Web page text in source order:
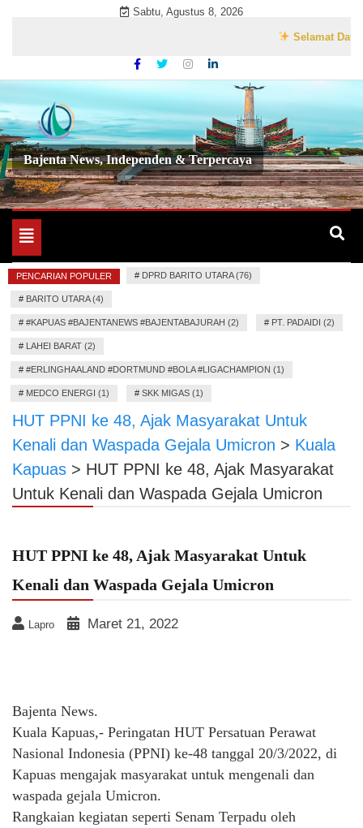
Sabtu, Agustus 8, 2026
Selamat Datang
Bajenta News, Independen & Terpercaya
Toggle
navigation
PENCARIAN POPULER # DPRD BARITO UTARA (76)
# BARITO UTARA (4)
# #KAPUAS #BAJENTANEWS #BAJENTABAJURAH (2) # PT. PADAIDI (2)
# LAHEI BARAT (2)
# #ERLINGHAALAND #DORTMUND #BOLA #LIGACHAMPION (1)
# MEDCO ENERGI (1) # SKK MIGAS (1)
HUT PPNI ke 48, Ajak Masyarakat Untuk
Kenali dan Waspada Gejala Umicron > Kuala
Kapuas > HUT PPNI ke 48, Ajak Masyarakat
Untuk Kenali dan Waspada Gejala Umicron
HUT PPNI ke 48, Ajak Masyarakat Untuk
Kenali dan Waspada Gejala Umicron
Lapro Maret 21, 2022
Bajenta News.
Kuala Kapuas,- Peringatan HUT Persatuan Perawat
Nasional Indonesia (PPNI) ke-48 tanggal 20/3/2022, di
Kapuas mengajak masyarakat untuk mengenali dan
waspada gejala Umicron.
Rangkaian kegiatan seperti Senam Terpadu oleh